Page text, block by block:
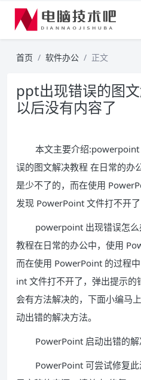
首页 软件办公 正文
ppt出现错误的图
以后没有内容了
本文主要介绍
误的图文解决教程 在日常的办
是少不了的，而在使用
发现 PowerPoint 文件打不开
powerpoint 出现错误怎
教程在日常的办公中，使用
而在使用 PowerPoint 的过程
int 文件打不开了，弹出提示的
会有方法解决的，下面小编马
动出错的解决方法。
PowerPoint 启动出错的解
PowerPoint 可尝试修复